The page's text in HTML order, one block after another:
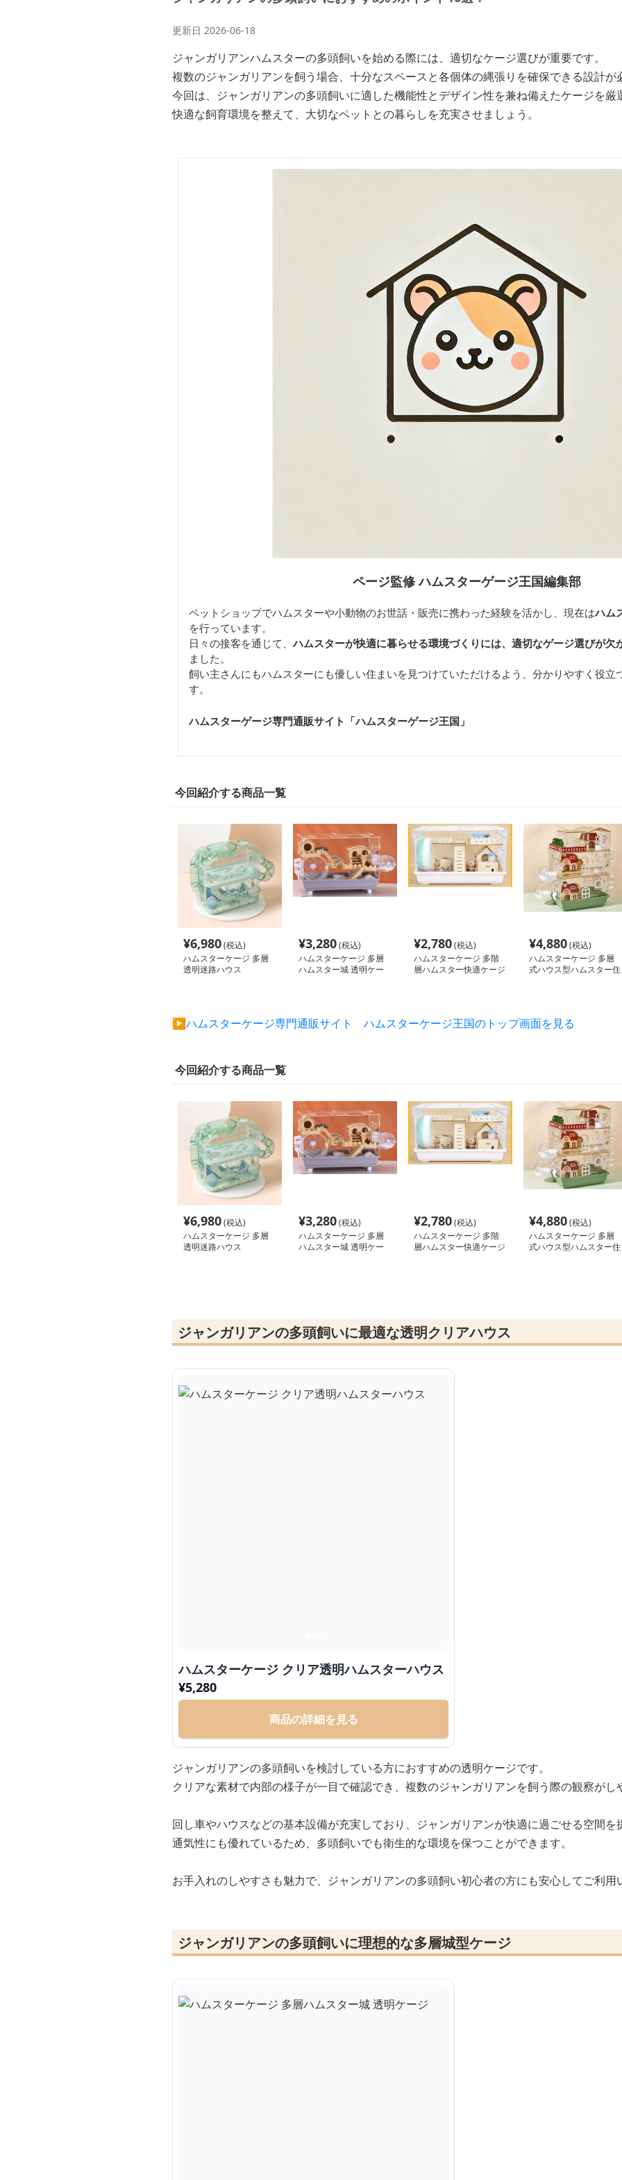
更新日 2026-06-18
ジャンガリアンハムスターの多頭飼いを始める際には、適切なケージ選びが重要です。
複数のジャンガリアンを飼う場合、十分なスペースと各個体の縄張りを確保できる設計が
今回は、ジャンガリアンの多頭飼いに適した機能性とデザイン性を兼ね備えたケージを厳
快適な飼育環境を整えて、大切なペットとの暮らしを充実させましょう。
ページ監修 ハムスターゲージ王国編集部
ペットショップでハムスターや小動物のお世話・販売に携わった経験を活かし、現在はハム
を行っています。
日々の接客を通じて、ハムスターが快適に暮らせる環境づくりには、適切なゲージ選びが欠
ました。
飼い主さんにもハムスターにも優しい住まいを見つけていただけるよう、分かりやすく役立
す。
ハムスターゲージ専門通販サイト「ハムスターゲージ王国」
今回紹介する商品一覧
¥6,980(税込)
ハムスターケージ 多層
透明迷路ハウス
¥3,280(税込)
ハムスターケージ 多層
ハムスター城 透明ケー
¥2,780(税込)
ハムスターケージ 多階
層ハムスター快適ケージ
¥4,880(税込)
ハムスターケージ 多層
式ハウス型ハムスター住
▶︎ハムスターケージ専門通販サイト ハムスターケージ王国のトップ画面を見る
今回紹介する商品一覧
¥6,980(税込)
ハムスターケージ 多層
透明迷路ハウス
¥3,280(税込)
ハムスターケージ 多層
ハムスター城 透明ケー
¥2,780(税込)
ハムスターケージ 多階
層ハムスター快適ケージ
¥4,880(税込)
ハムスターケージ 多層
式ハウス型ハムスター住
ジャンガリアンの多頭飼いに最適な透明クリアハウス
ハムスターケージ クリア透明ハムスターハウス
¥5,280
商品の詳細を見る
ジャンガリアンの多頭飼いを検討している方におすすめの透明ケージです。
クリアな素材で内部の様子が一目で確認でき、複数のジャンガリアンを飼う際の観察がし
回し車やハウスなどの基本設備が充実しており、ジャンガリアンが快適に過ごせる空間を
通気性にも優れているため、多頭飼いでも衛生的な環境を保つことができます。
お手入れのしやすさも魅力で、ジャンガリアンの多頭飼い初心者の方にも安心してご利用
ジャンガリアンの多頭飼いに理想的な多層城型ケージ